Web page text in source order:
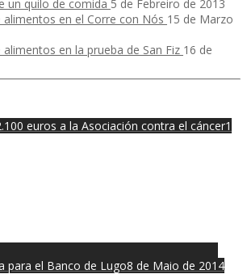
un quilo de comida 5 de Febreiro de 2013
en el Corre con Nós 15 de Marzo
en la prueba de San Fiz 16 de
euros a la Asociación contra el cáncer1
para el Banco de Lugo8 de Maio de 2014